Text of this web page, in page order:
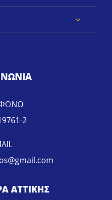
2
ΑΤΤΙΚΗΣ